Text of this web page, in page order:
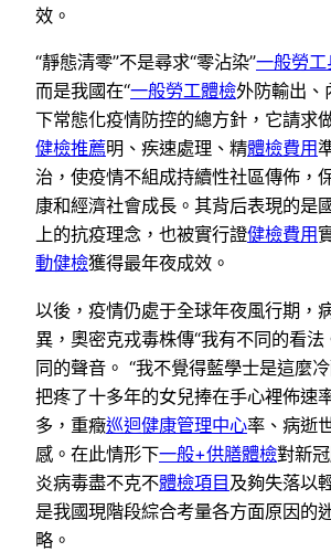
效。
“靜態清零”不是尋求“零沾染”一般勞
而是我國在“一般勞工體檢外防輸出、
下常態化疫情防控的總方針，它請求
健檢推薦明、疾速處理、精體檢費用
治，使疫情不組成持續性社區傳佈，
康和經濟社會成長。其背后表現的是
上的抗疫理念，也被實行證健檢費用
動健檢獲得最年夜成效。
以後，疫情仍處于全球年夜風行期，
異，奧密克戎毒株傳“我有不同的看法
同的聲音。 “我不覺得藍學士是這麼
把疼了十多年的女兒捧在手心裡佈速
多，重癥巡迴健康管理中心率、病逝
感。在此情形下一般+供膳體檢對新
炎病毒盡不克不體檢項目及夠失落以
是我國現階段綜合考量各方面原因的
略。